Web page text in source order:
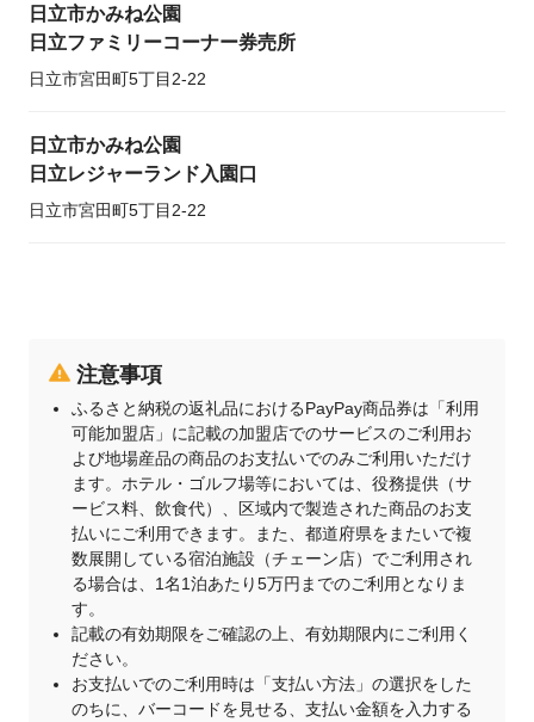
日立市かみね公園
日立ファミリーコーナー券売所
日立市宮田町5丁目2-22
日立市かみね公園
日立レジャーランド入園口
日立市宮田町5丁目2-22
注意事項
ふるさと納税の返礼品におけるPayPay商品券は「利用
可能加盟店」に記載の加盟店でのサービスのご利用お
よび地場産品の商品のお支払いでのみご利用いただけ
ます。ホテル・ゴルフ場等においては、役務提供（サ
ービス料、飲食代）、区域内で製造された商品のお支
払いにご利用できます。また、都道府県をまたいで複
数展開している宿泊施設（チェーン店）でご利用され
る場合は、1名1泊あたり5万円までのご利用となりま
す。
記載の有効期限をご確認の上、有効期限内にご利用く
ださい。
お支払いでのご利用時は「支払い方法」の選択をした
のちに、バーコードを見せる、支払い金額を入力する